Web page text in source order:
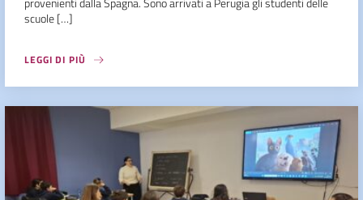
scuole […]
LEGGI DI PIÙ